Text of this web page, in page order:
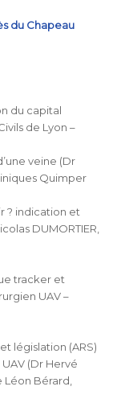
du Chapeau
du capital
de Lyon –
veine (Dr
Quimper
? indication et
DUMORTIER,
tracker et
UAV –
législation (ARS)
(Dr Hervé
Léon Bérard,